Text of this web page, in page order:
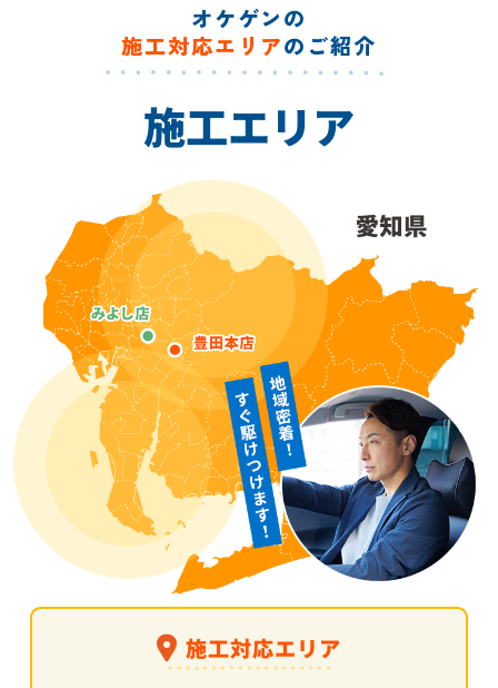
オケゲンの
施工対応エリアのご紹介
施工エリア
施工対応エリア